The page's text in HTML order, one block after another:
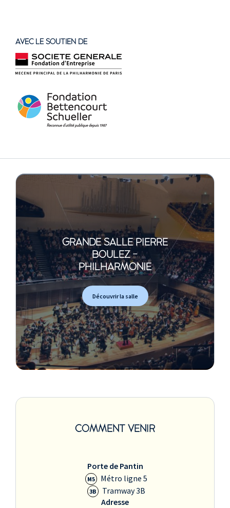
AVEC LE SOUTIEN DE
GRANDE SALLE PIERRE
BOULEZ -
PHILHARMONIE
Découvrir la salle
COMMENT VENIR
Porte de Pantin
M5 Métro ligne 5
3B
Tramway 3B
Adresse